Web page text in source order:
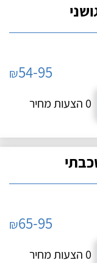
₪54-95
0 הצעות מחיר
₪65-95
0 הצעות מחיר